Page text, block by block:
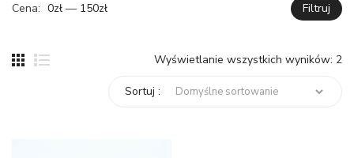
Filtruj
Cena: 0zł — 150zł
Wyświetlanie wszystkich wyników: 2
Sortuj :